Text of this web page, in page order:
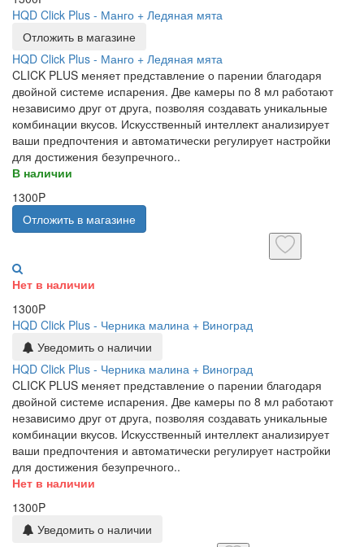
HQD Click Plus - Манго + Ледяная мята
Отложить в магазине
HQD Click Plus - Манго + Ледяная мята
CLICK PLUS меняет представление о парении благодаря
двойной системе испарения. Две камеры по 8 мл работают
независимо друг от друга, позволяя создавать уникальные
комбинации вкусов. Искусственный интеллект анализирует
ваши предпочтения и автоматически регулирует настройки
для достижения безупречного..
В наличии
1300P
Отложить в магазине
Нет в наличии
1300P
HQD Click Plus - Черника малина + Виноград
Уведомить о наличии
HQD Click Plus - Черника малина + Виноград
CLICK PLUS меняет представление о парении благодаря
двойной системе испарения. Две камеры по 8 мл работают
независимо друг от друга, позволяя создавать уникальные
комбинации вкусов. Искусственный интеллект анализирует
ваши предпочтения и автоматически регулирует настройки
для достижения безупречного..
Нет в наличии
1300P
Уведомить о наличии